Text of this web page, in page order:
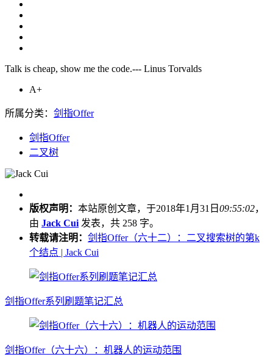
Talk is cheap, show me the code.--- Linus Torvalds
A+
所属分类： 剑指Offer
剑指Offer
二叉树
版权声明： 本站原创文章，于2018年1月31日 09:55:02，
由 Jack Cui 发表，共 258 字。
转载请注明： 剑指Offer（六十二）：二叉搜索树的第k
个结点 | Jack Cui
剑指Offer系列刷题笔记汇总
剑指Offer（六十六）：机器人的运动范围